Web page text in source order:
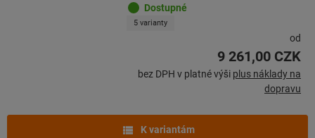
Dostupné
5 varianty
od
9 261,00 CZK
bez DPH v platné výši plus náklady na
dopravu
K variantám